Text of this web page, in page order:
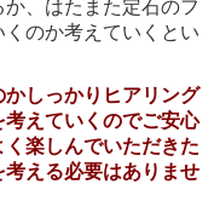
、はたまた定石のフ
のか考えていくとい
かしっかりヒアリング
えていくのでご安心
楽しんでいただきた
える必要はありませ